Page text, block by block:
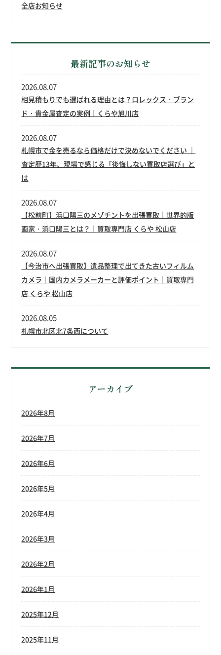
全店お知らせ
最新記事のお知らせ
相見積もりでも選ばれる理由とは？ロレックス・ブラン
ド・貴金属査定の実例｜くらや旭川店
2026.08.07
札幌市で金を売るなら価格だけで決めないでください ｜
査定歴13年、現場で感じる「後悔しない買取店選び」と
は
2026.08.07
【松前町】浜口陽三のメゾチントを出張買取｜世界的版
画家・浜口陽三とは？｜買取専門店 くらや 松山店
2026.08.07
【今治市へ出張買取】遺品整理で出てきた古いフィルム
カメラ｜国内カメラメーカーと評価ポイント｜買取専門
店 くらや 松山店
2026.08.07
札幌市北区北7条西について
2026.08.05
アーカイブ
2026年8月
2026年7月
2026年6月
2026年5月
2026年4月
2026年3月
2026年2月
2026年1月
2025年12月
2025年11月